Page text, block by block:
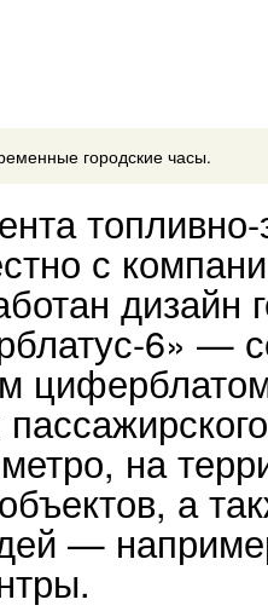
городские часы.
топливно-
с
дизайн
6» —
на
а
—